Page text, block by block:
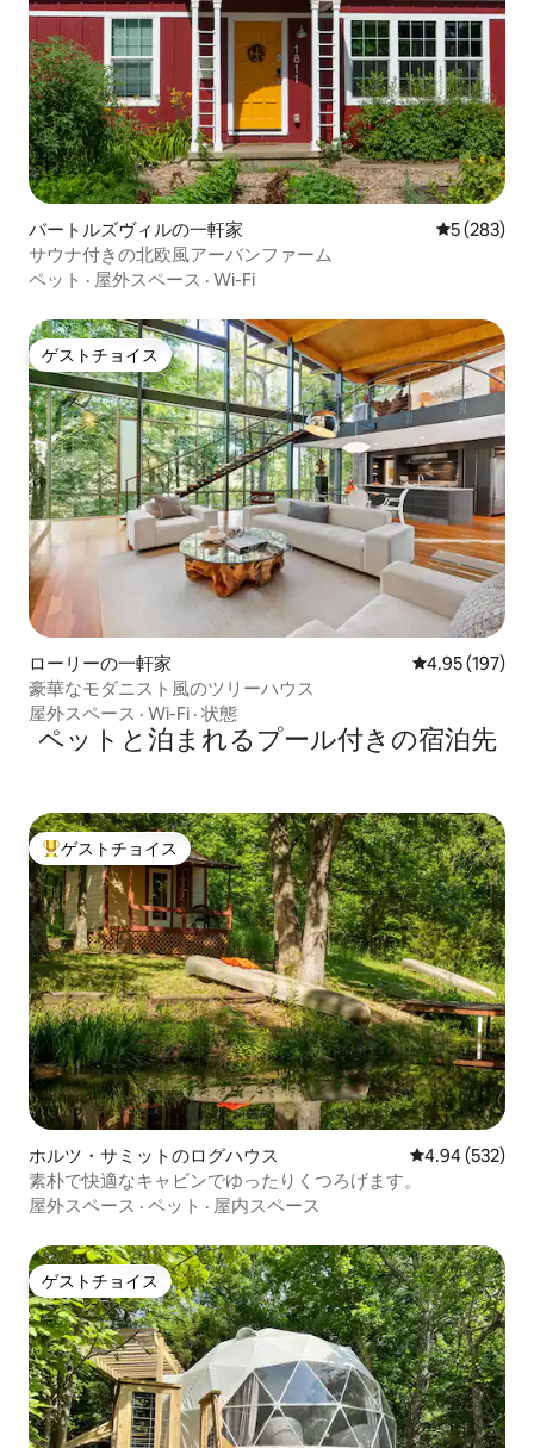
バートルズヴィルの一軒家 レビュー
5 (283)
サウナ付きの北欧風アーバンファーム
ペット · 屋外スペース · Wi-Fi
ゲストチョイス
ゲストチョイス
ローリーの一軒家 レビュー197
4.95 (197)
豪華なモダニスト風のツリーハウス
屋外スペース · Wi-Fi · 状態
ペットと泊まれるプール付きの宿泊先
大好評のゲストチョイスです。
ゲストチョイス
ホルツ・サミットのログハウス レビュー532
4.94 (532)
素朴で快適なキャビンでゆったりくつろげます。
屋外スペース · ペット · 屋内スペース
ゲストチョイス
ゲストチョイス